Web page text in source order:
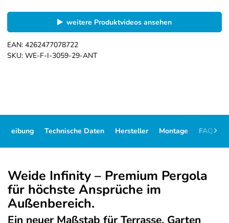
weitere Produktvideos ansehen
EAN: 4262477078722
SKU: WE-F-I-3059-29-ANT
Technische Daten Hersteller Montage FAQ
Weide Infinity – Premium Pergola
für höchste Ansprüche im
Außenbereich.
Ein neuer Maßstab für Terrasse, Garten